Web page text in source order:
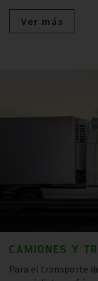
Ver más
CAMIONES Y
Para el transporte